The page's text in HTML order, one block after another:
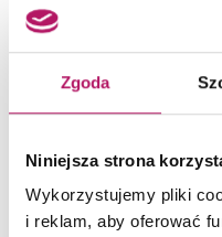
Zgoda
Niniejsza strona
Wykorzystujemy pliki
i reklam, aby oferować
Cokoły przypodłogowe z płytek
czystości materiał wykończeniowy
dobrze prezentował przez długie lata.